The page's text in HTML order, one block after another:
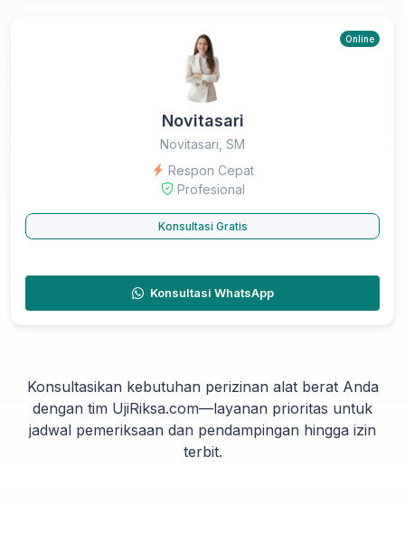
Online
Novitasari
Novitasari, SM
Respon Cepat
Profesional
Konsultasi Gratis
Konsultasi WhatsApp
Konsultasikan kebutuhan perizinan alat berat Anda
dengan tim UjiRiksa.com—layanan prioritas untuk
jadwal pemeriksaan dan pendampingan hingga izin
terbit.